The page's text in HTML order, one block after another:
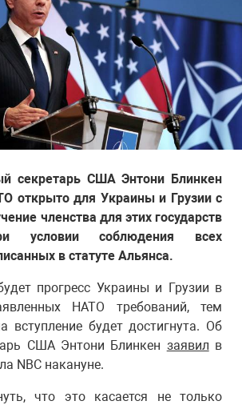
секретарь США Энтони Блинкен
открыто для Украины и Грузии с
членства для этих государств
условии соблюдения всех
в статуте Альянса.
прогресс Украины и Грузии в
НАТО требований, тем
вступление будет достигнута. Об
США Энтони Блинкен заявил в
NBC накануне.
что это касается не только